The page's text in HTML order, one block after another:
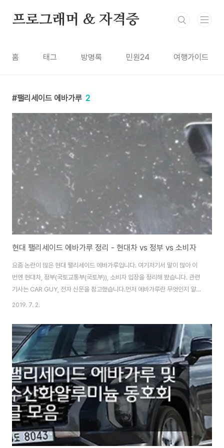
프로그래머 & 자격증
홈 태그 방명록 민원24 여행가이드
팰리세이드 에바가루 2
현대 팰리세이드 에바가루 정리 - 현대차 vs 정부 vs 소비자
요즘 논란이 많은 현대 팰리세이드 에바가루입니다. 여기저기서 말이 많아 이
번엔 현대차, 정부(국토교통부(국토부)), 소비자 입장을 정리해 봤습니다. 관련
기사는 CAR GUY, 전자 신문을 참고했습니다.먼저 에바가루란 무엇인지 알아
보고 입장을 읽어보세요. 마지막으로 현대차가 주최했던 간담회 이야기도 소개
이 산화하고, 이것이 벗겨져 유입된 것을 말한다. 과거 일부 얼음정수기에서 문
제가 됐던 은색 금속가루와 같은 것이다. 에바가루는 유해 물질로 분류되는 수
산화알루미늄이 주성분이다. 수산화알루미늄은 지난해 기아차 쏘렌토, 스포티
지, 현대차 투싼 등 3개 차종 39만대 무상 수리 권고 당시 문제가 됐던 에바가
루 주요 성분이다. 에바가루는..
2019. 7. 2.